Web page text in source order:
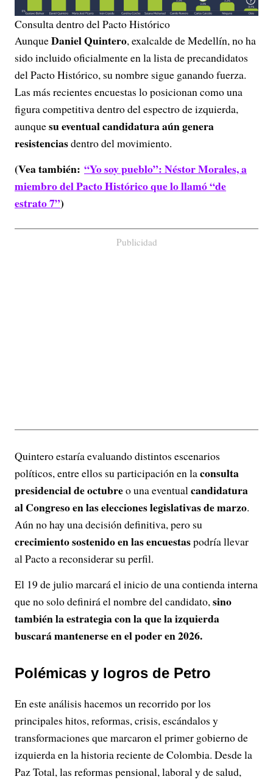
Consulta dentro del Pacto Histórico
AunqueDaniel Quintero, exalcalde de Medellín, no ha
sido incluido oficialmente en la lista de precandidatos
del Pacto Histórico, su nombre sigue ganando fuerza.
Las más recientes encuestas lo posicionan como una
figura competitiva dentro del espectro de izquierda,
aunquesu eventual candidatura aún genera
resistenciasdentro del movimiento.
(Vea también: “Yo soy pueblo”: Néstor Morales, a
miembro del Pacto Histórico que lo llamó “de
estrato 7”)
Publicidad
Quintero estaría evaluando distintos escenarios
políticos, entre ellos su participación en laconsulta
presidencial de octubreo una eventual candidatura
al Congreso en las elecciones legislativas de marzo.
Aún no hay una decisión definitiva, pero su
crecimiento sostenido en las encuestaspodría llevar
al Pacto a reconsiderar su perfil.
El 19 de julio marcará el inicio de una contienda interna
que no solo definirá el nombre del candidato, sino
también la estrategia con la que la izquierda
buscará mantenerse en el poder en 2026.
Polémicas y logros de Petro
En este análisis hacemos un recorrido por los
principales hitos, reformas, crisis, escándalos y
transformaciones que marcaron el primer gobierno de
izquierda en la historia reciente de Colombia. Desde la
Paz Total, las reformas pensional, laboral y de salud,